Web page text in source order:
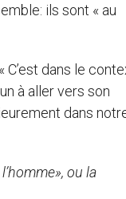
ils sont « au
dans le
à aller vers son
dans
ou la